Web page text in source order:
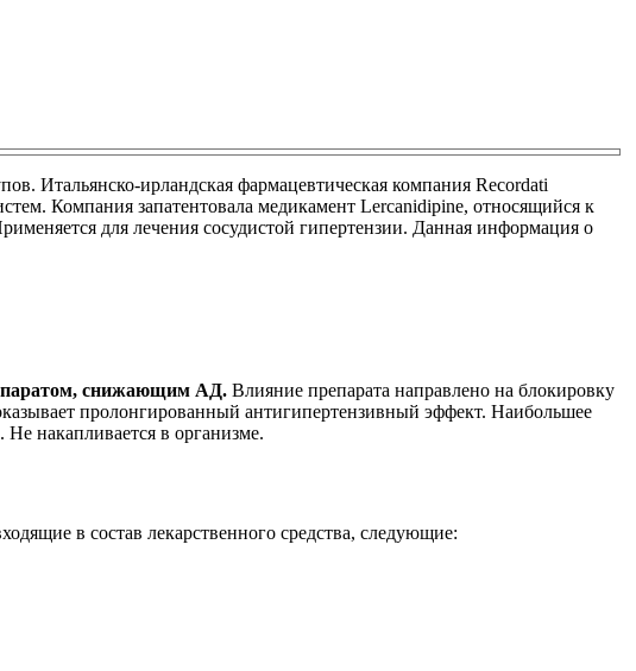
Итальянско-ирландская фармацевтическая компания Recordati
Компания запатентовала медикамент Lercanidipine, относящийся к
для лечения сосудистой гипертензии. Данная информация о
снижающим АД. Влияние препарата направлено на блокировку
пролонгированный антигипертензивный эффект. Наибольшее
накапливается в организме.
в состав лекарственного средства, следующие: